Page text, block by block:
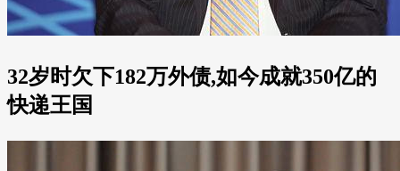
32岁时欠下182万外债,如今成就350亿的
快递王国